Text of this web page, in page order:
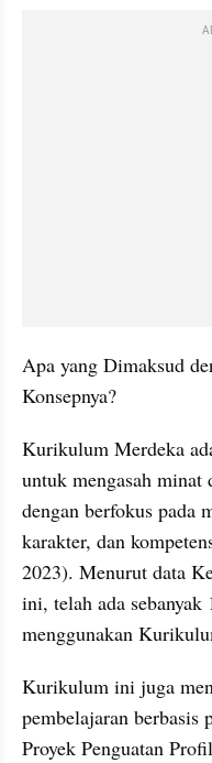
Apa yang Dimaksud
Konsepnya?
Kurikulum Merdeka
untuk mengasah minat
dengan berfokus pada
karakter, dan
2023). Menurut data
ini, telah ada sebanyak
menggunakan
Kurikulum ini juga
pembelajaran berbasis
Proyek Penguatan